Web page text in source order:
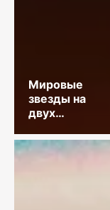
Мировые
звезды на
двух
столицы